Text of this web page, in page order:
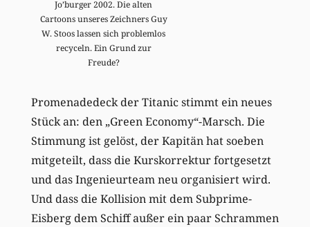
Jo’burger 2002. Die alten
Cartoons unseres Zeichners Guy
W. Stoos lassen sich problemlos
recyceln. Ein Grund zur
Freude?
Promenadedeck der Titanic stimmt ein neues
Stück an: den „Green Economy“-Marsch. Die
Stimmung ist gelöst, der Kapitän hat soeben
mitgeteilt, dass die Kurskorrektur fortgesetzt
und das Ingenieurteam neu organisiert wird.
Und dass die Kollision mit dem Subprime-
Eisberg dem Schiff außer ein paar Schrammen